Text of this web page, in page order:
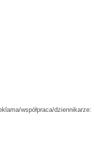
współpraca/dziennikarze: